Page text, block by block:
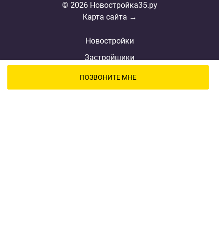
© 2026 Новостройка35.ру
Карта сайта →
Новостройки
Застройщики
Ипотека
Новости
ПОЗВОНИТЕ МНЕ